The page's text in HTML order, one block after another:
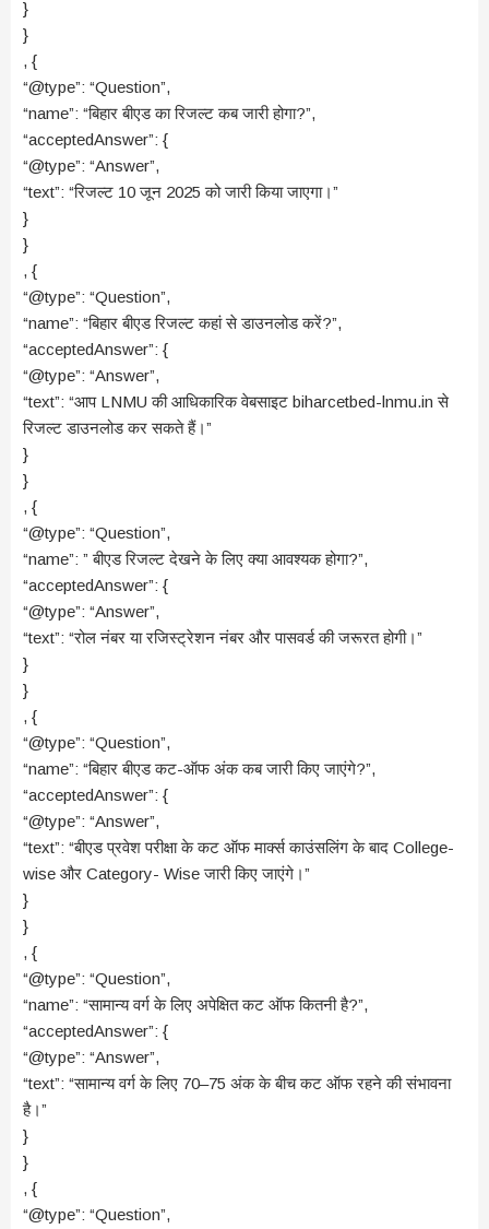
}
}
, {
“@type”: “Question”,
“name”: “बिहार बीएड का रिजल्ट कब जारी होगा?”,
“acceptedAnswer”: {
“@type”: “Answer”,
“text”: “रिजल्ट 10 जून 2025 को जारी किया जाएगा।”
}
}
, {
“@type”: “Question”,
“name”: “बिहार बीएड रिजल्ट कहां से डाउनलोड करें?”,
“acceptedAnswer”: {
“@type”: “Answer”,
“text”: “आप LNMU की आधिकारिक वेबसाइट biharcetbed-lnmu.in से
रिजल्ट डाउनलोड कर सकते हैं।”
}
}
, {
“@type”: “Question”,
“name”: ” बीएड रिजल्ट देखने के लिए क्या आवश्यक होगा?”,
“acceptedAnswer”: {
“@type”: “Answer”,
“text”: “रोल नंबर या रजिस्ट्रेशन नंबर और पासवर्ड की जरूरत होगी।”
}
}
, {
“@type”: “Question”,
“name”: “बिहार बीएड कट-ऑफ अंक कब जारी किए जाएंगे?”,
“acceptedAnswer”: {
“@type”: “Answer”,
“text”: “बीएड प्रवेश परीक्षा के कट ऑफ मार्क्स काउंसलिंग के बाद College-
wise और Category- Wise जारी किए जाएंगे।”
}
}
, {
“@type”: “Question”,
“name”: “सामान्य वर्ग के लिए अपेक्षित कट ऑफ कितनी है?”,
“acceptedAnswer”: {
“@type”: “Answer”,
“text”: “सामान्य वर्ग के लिए 70–75 अंक के बीच कट ऑफ रहने की संभावना
है।”
}
}
, {
“@type”: “Question”,